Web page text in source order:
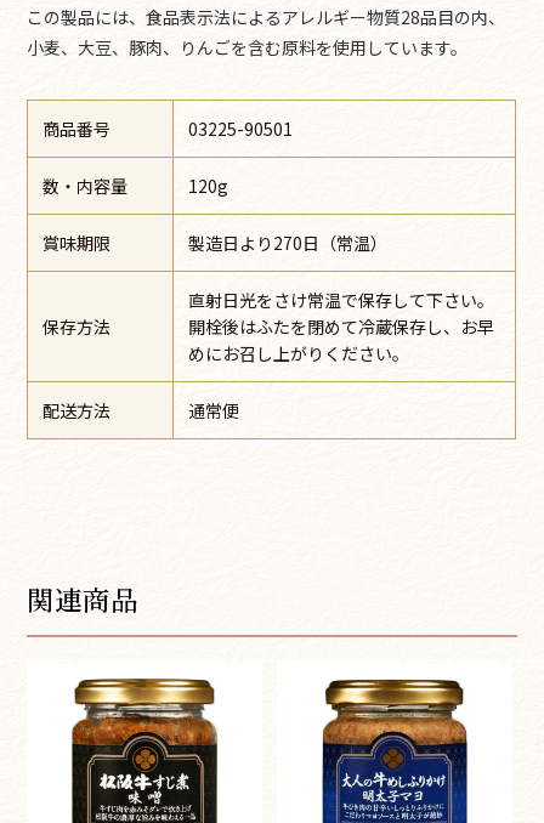
この製品には、食品表示法によるアレルギー物質28品目の内、
小麦、大豆、豚肉、りんごを含む原料を使用しています。
商品番号 03225-90501
数・内容量 120g
賞味期限 製造日より270日（常温）
保存方法
直射日光をさけ常温で保存して下さい。
開栓後はふたを閉めて冷蔵保存し、お早
めにお召し上がりください。
配送方法 通常便
関連商品